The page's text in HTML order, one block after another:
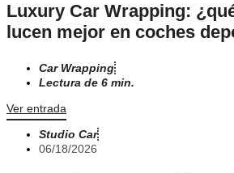
Luxury Car Wrapping:
lucen mejor en coches
Car Wrapping
Lectura de 6 min.
Ver entrada
Studio Car
06/18/2026